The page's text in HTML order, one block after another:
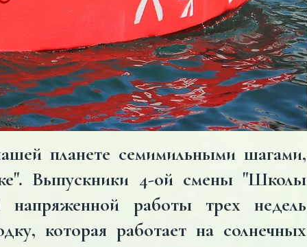
планете семимильными шагами,
Выпускники 4-ой смены "Школы
работы трех недель
которая работает на солнечных